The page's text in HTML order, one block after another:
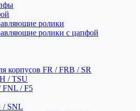
ролики
ролики с цапфой
корпусов FR / FRB / SR
/ TSU
FNL / F5
/ SNL